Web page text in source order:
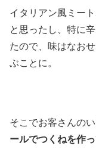
イタリアン風ミー
と思ったし、特に
たので、味はなお
ぶことに。
そこでお客さんの
ールでつくねを作